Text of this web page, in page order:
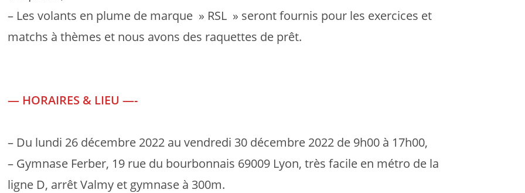
– Les volants en plume de marque » RSL » seront fournis pour les exercices et
matchs à thèmes et nous avons des raquettes de prêt.
— HORAIRES & LIEU —-
– Du lundi 26 décembre 2022 au vendredi 30 décembre 2022 de 9h00 à 17h00,
– Gymnase Ferber, 19 rue du bourbonnais 69009 Lyon, très facile en métro de la
ligne D, arrêt Valmy et gymnase à 300m.